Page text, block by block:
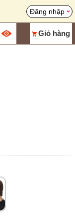
Đăng nhập
Giỏ hàng